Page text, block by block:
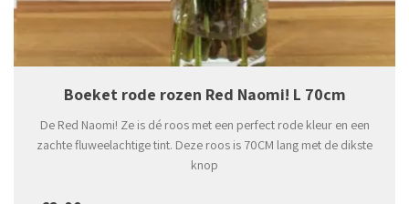
Boeket rode rozen Red Naomi! L 70cm
De Red Naomi! Ze is dé roos met een perfect rode kleur en een
zachte fluweelachtige tint. Deze roos is 70CM lang met de dikste
knop